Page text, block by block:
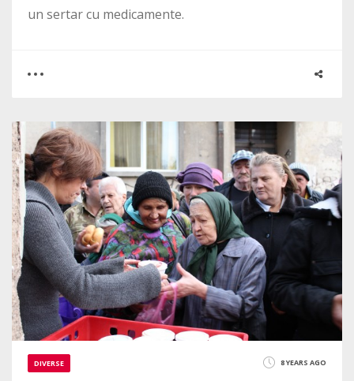
un sertar cu medicamente.
2055
DIVERSE 8 YEARS AGO